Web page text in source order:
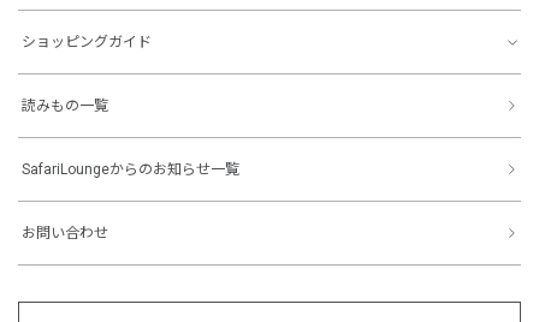
ショッピングガイド
読みもの一覧
SafariLoungeからのお知らせ一覧
お問い合わせ